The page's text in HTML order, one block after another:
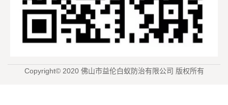
Copyright© 2020 佛山市益伦白蚁防治有限公司 版权所有